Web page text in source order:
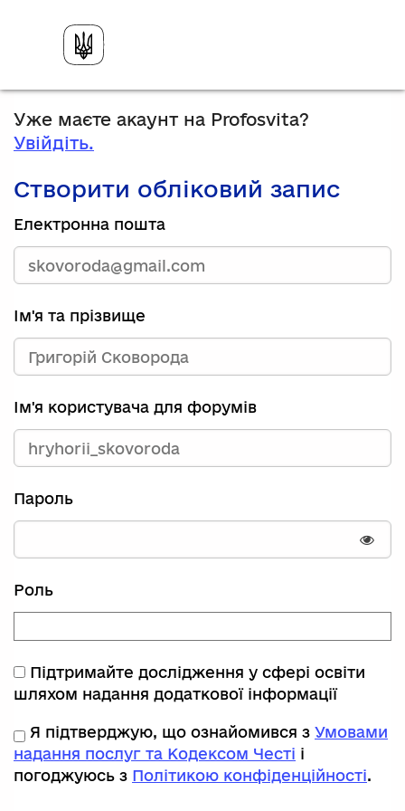
Уже маєте акаунт на Profosvita?
Увійдіть.
Створити обліковий запис
Електронна пошта
Ім'я та прізвище
Ім'я користувача для форумів
Пароль
Роль
Підтримайте дослідження у сфері освіти
шляхом надання додаткової інформації
Я підтверджую, що ознайомився з Умовами
надання послуг та Кодексом Честі і
погоджуюсь з Політикою конфіденційності.